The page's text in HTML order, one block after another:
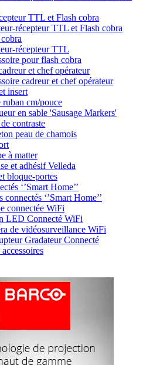
TTL et Flash cobra
récepteur TTL et Flash cobra
récepteur TTL
pour flash cobra
et chef opérateur
cadreur et chef opérateur
insert
ruban cm/pouce
en sable 'Sausage Markers'
contraste
peau de chamois
à matter
et adhésif Velleda
bloque-portes
‘’Smart Home’’
connectés ‘’Smart Home’’
connectée WiFi
LED Connecté WiFi
de vidéosurveillance WiFi
Gradateur Connecté